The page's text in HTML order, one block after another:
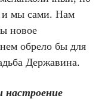
мы сами. Нам
новое
обрело бы для
Державина.
настроение